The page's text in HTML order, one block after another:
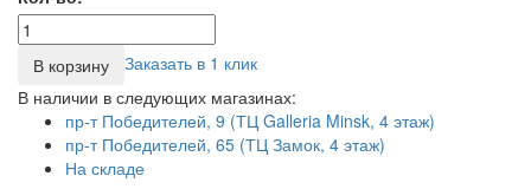
В корзину
Заказать в 1 клик
В наличии в следующих магазинах:
пр-т Победителей, 9 (ТЦ Galleria Minsk, 4 этаж)
пр-т Победителей, 65 (ТЦ Замок, 4 этаж)
На складе